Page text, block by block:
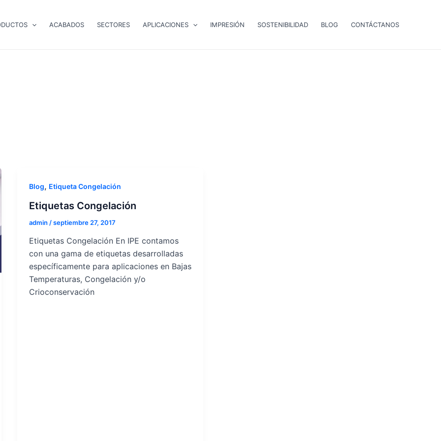
ACABADOS SECTORES APLICACIONES IMPRESIÓN SOSTENIBILIDAD BLOG CONTÁCTANOS
Blog, Etiqueta Congelación
Etiquetas Congelación
admin /septiembre 27, 2017
Etiquetas Congelación En IPE contamos
con una gama de etiquetas desarrolladas
específicamente para aplicaciones en Bajas
Temperaturas, Congelación y/o
Crioconservación